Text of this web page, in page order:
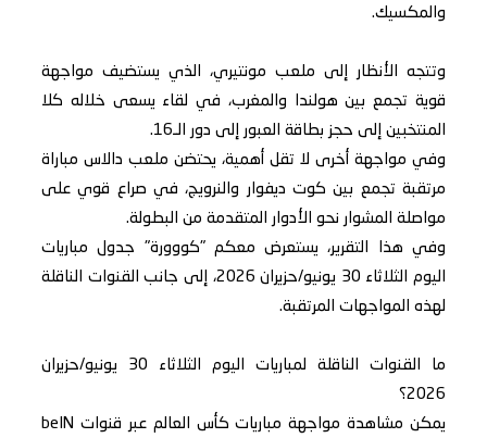
والمكسيك.
وتتجه الأنظار إلى ملعب مونتيري، الذي يستضيف مواجهة
قوية تجمع بين هولندا والمغرب، في لقاء يسعى خلاله كلا
المنتخبين إلى حجز بطاقة العبور إلى دور الـ16.
وفي مواجهة أخرى لا تقل أهمية، يحتضن ملعب دالاس مباراة
مرتقبة تجمع بين كوت ديفوار والنرويج، في صراع قوي على
مواصلة المشوار نحو الأدوار المتقدمة من البطولة.
وفي هذا التقرير، يستعرض معكم "كووورة" جدول مباريات
اليوم الثلاثاء 30 يونيو/حزيران 2026، إلى جانب القنوات الناقلة
لهذه المواجهات المرتقبة.
ما القنوات الناقلة لمباريات اليوم الثلاثاء 30 يونيو/حزيران
2026؟
يمكن مشاهدة مواجهة مباريات كأس العالم عبر قنوات beIN